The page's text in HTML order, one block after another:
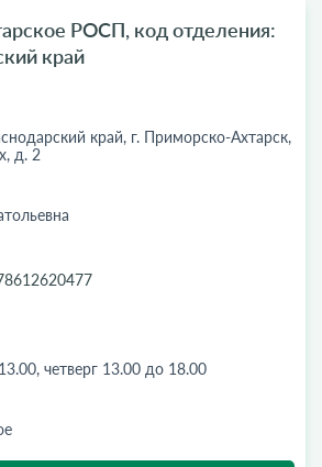
РОСП, код отделения:
край
край, г. Приморско-Ахтарск,
д. 2
четверг 13.00 до 18.00